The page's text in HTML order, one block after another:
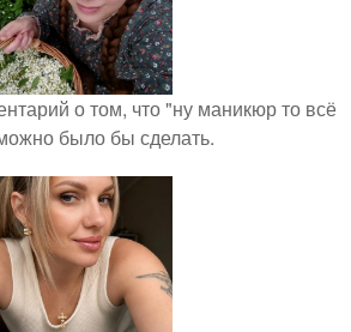
о том, что "ну маникюр то всё
было бы сделать.